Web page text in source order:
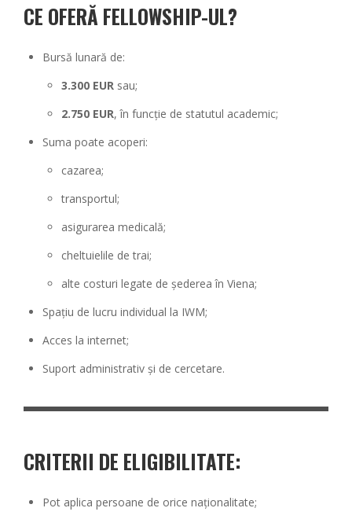
CE OFERĂ FELLOWSHIP-UL?
Bursă lunară de:
3.300 EUR sau;
2.750 EUR, în funcție de statutul academic;
Suma poate acoperi:
cazarea;
transportul;
asigurarea medicală;
cheltuielile de trai;
alte costuri legate de șederea în Viena;
Spațiu de lucru individual la IWM;
Acces la internet;
Suport administrativ și de cercetare.
CRITERII DE ELIGIBILITATE:
Pot aplica persoane de orice naționalitate;